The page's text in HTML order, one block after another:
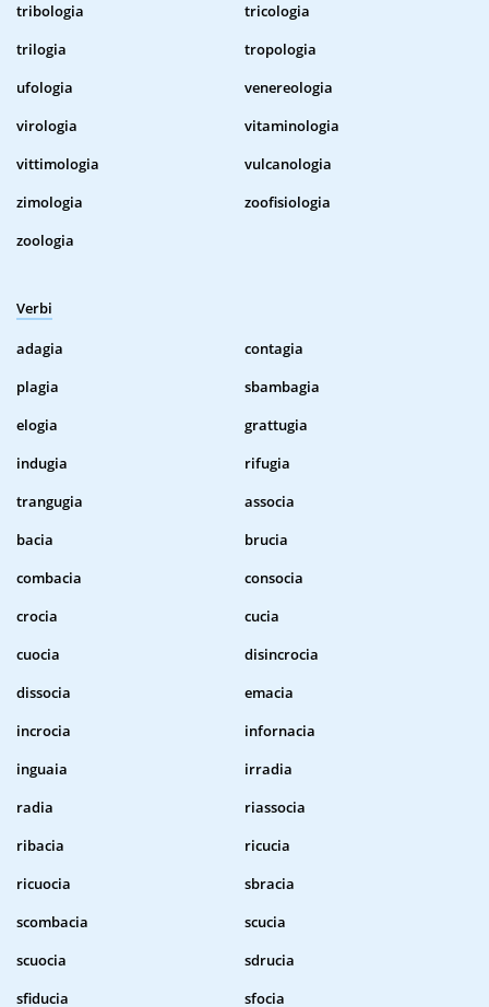
tribologia
tricologia
trilogia
tropologia
ufologia
venereologia
virologia
vitaminologia
vittimologia
vulcanologia
zimologia
zoofisiologia
zoologia
Verbi
adagia
contagia
plagia
sbambagia
elogia
grattugia
indugia
rifugia
trangugia
associa
bacia
brucia
combacia
consocia
crocia
cucia
cuocia
disincrocia
dissocia
emacia
incrocia
infornacia
inguaia
irradia
radia
riassocia
ribacia
ricucia
ricuocia
sbracia
scombacia
scucia
scuocia
sdrucia
sfiducia
sfocia